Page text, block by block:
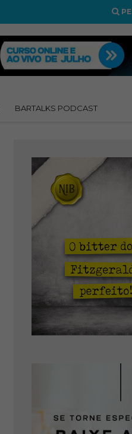
BARTALKS PODCAST